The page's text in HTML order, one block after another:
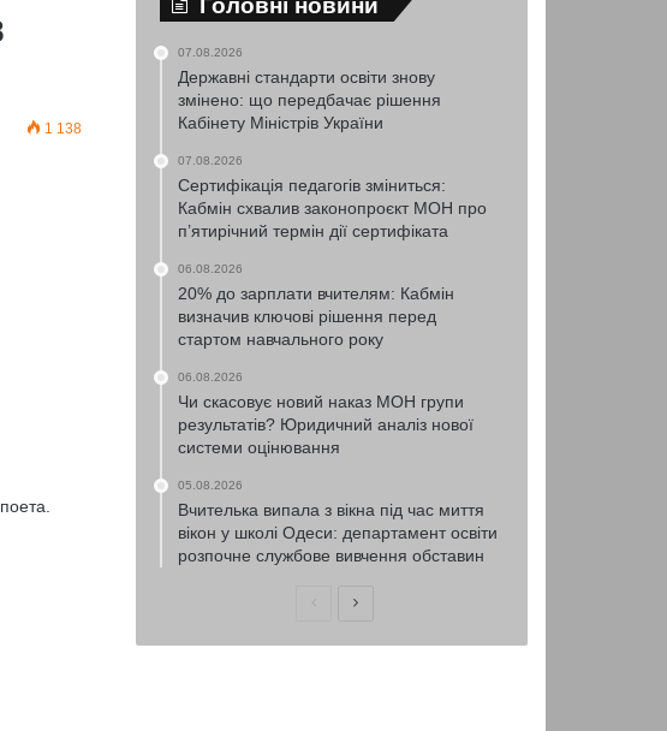
1 138
Головні новини
07.08.2026
Державні стандарти освіти знову
змінено: що передбачає рішення
Кабінету Міністрів України
07.08.2026
Сертифікація педагогів зміниться:
Кабмін схвалив законопроєкт МОН про
п’ятирічний термін дії сертифіката
06.08.2026
20% до зарплати вчителям: Кабмін
визначив ключові рішення перед
стартом навчального року
06.08.2026
Чи скасовує новий наказ МОН групи
результатів? Юридичний аналіз нової
системи оцінювання
05.08.2026
Вчителька випала з вікна під час миття
вікон у школі Одеси: департамент освіти
розпочне службове вивчення обставин
ПопередняНаступна